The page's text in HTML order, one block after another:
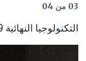
03 من 04
التكنولوجيا النهائية W9: الأداء